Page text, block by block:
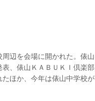
辺を会場に開かれた。俵山
、俵山ＫＡＢＵＫＩ倶楽部
ほか、今年は俵山中学校が